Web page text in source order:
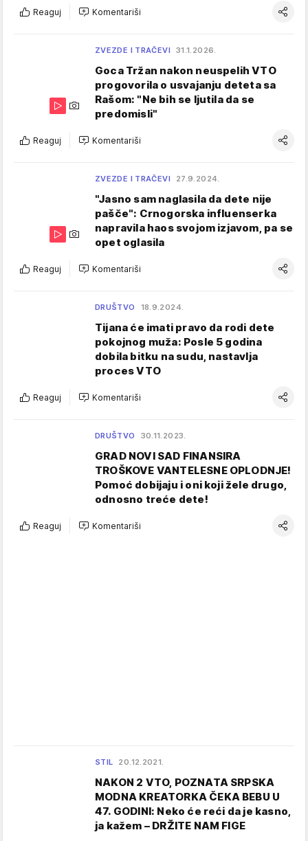
Reaguj Komentariši
ZVEZDE I TRAČEVI 31.1.2026.
Goca Tržan nakon neuspelih VTO
progovorila o usvajanju deteta sa
Rašom: "Ne bih se ljutila da se
predomisli"
Reaguj Komentariši
ZVEZDE I TRAČEVI 27.9.2024.
"Jasno sam naglasila da dete nije
pašče": Crnogorska influenserka
napravila haos svojom izjavom, pa se
opet oglasila
Reaguj Komentariši
DRUŠTVO 18.9.2024.
Tijana će imati pravo da rodi dete
pokojnog muža: Posle 5 godina
dobila bitku na sudu, nastavlja
proces VTO
Reaguj Komentariši
DRUŠTVO 30.11.2023.
GRAD NOVI SAD FINANSIRA
TROŠKOVE VANTELESNE OPLODNJE!
Pomoć dobijaju i oni koji žele drugo,
odnosno treće dete!
Reaguj Komentariši
STIL 20.12.2021.
NAKON 2 VTO, POZNATA SRPSKA
MODNA KREATORKA ČEKA BEBU U
47. GODINI: Neko će reći da je kasno,
ja kažem – DRŽITE NAM FIGE